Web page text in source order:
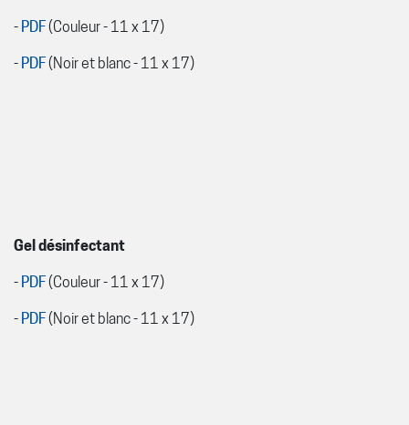
- PDF(Couleur - 11 x 17)
- PDF(Noir et blanc - 11 x 17)
Gel désinfectant
- PDF(Couleur - 11 x 17)
- PDF(Noir et blanc - 11 x 17)